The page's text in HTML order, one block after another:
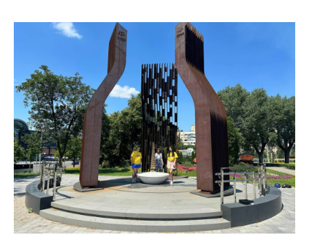
День
кримськотатарського
прапора!